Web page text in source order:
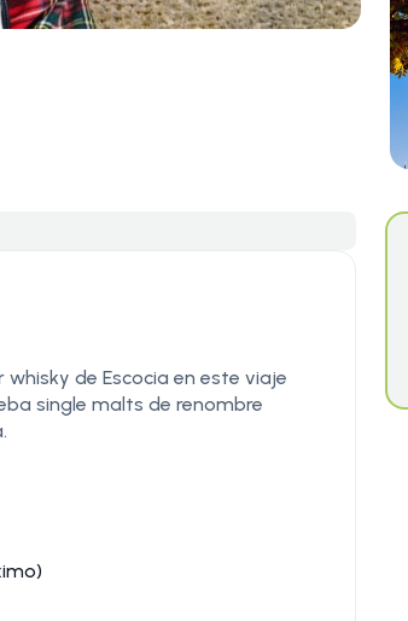
de Escocia en este viaje
single malts de renombre